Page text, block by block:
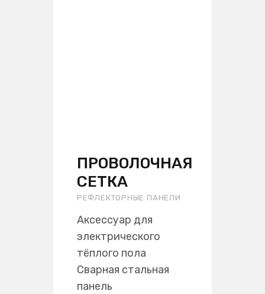
ПРОВОЛОЧНАЯ
СЕТКА
РЕФЛЕКТОРНЫЕ ПАНЕЛИ
Аксессуар для
электрического
тёплого пола
Сварная стальная
панель